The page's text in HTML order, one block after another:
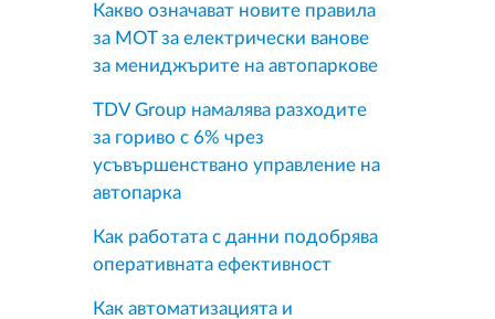
Какво означават новите правила
за MOT за електрически ванове
за мениджърите на автопаркове
TDV Group намалява разходите
за гориво с 6% чрез
усъвършенствано управление на
автопарка
Как работата с данни подобрява
оперативната ефективност
Как автоматизацията и